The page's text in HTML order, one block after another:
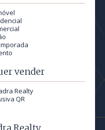
vender
Realty
QR